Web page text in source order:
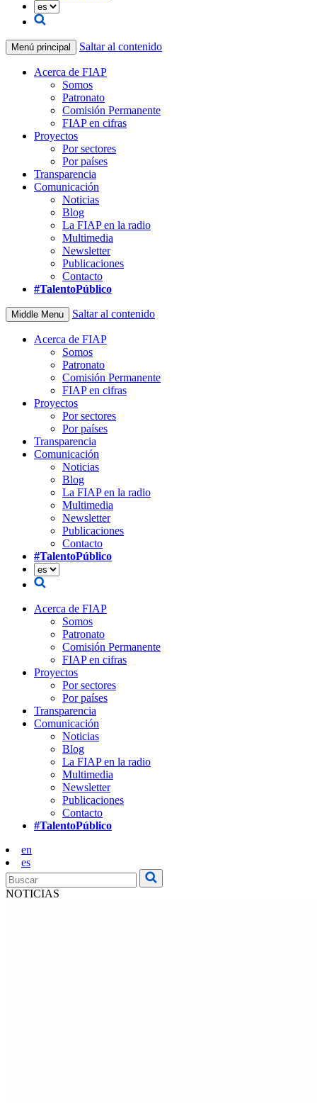
Menú principal Saltar al contenido
Acerca de FIAP
Somos
Patronato
Comisión Permanente
FIAP en cifras
Proyectos
Por sectores
Por países
Transparencia
Comunicación
Noticias
Blog
La FIAP en la radio
Multimedia
Newsletter
Publicaciones
Contacto
#TalentoPúblico
Middle Menu Saltar al contenido
Acerca de FIAP
Somos
Patronato
Comisión Permanente
FIAP en cifras
Proyectos
Por sectores
Por países
Transparencia
Comunicación
Noticias
Blog
La FIAP en la radio
Multimedia
Newsletter
Publicaciones
Contacto
#TalentoPúblico
Acerca de FIAP
Somos
Patronato
Comisión Permanente
FIAP en cifras
Proyectos
Por sectores
Por países
Transparencia
Comunicación
Noticias
Blog
La FIAP en la radio
Multimedia
Newsletter
Publicaciones
Contacto
#TalentoPúblico
en
es
NOTICIAS